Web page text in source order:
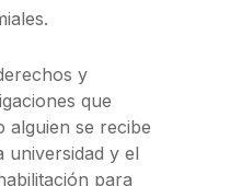
y
que
alguien se recibe
universidad y el
para